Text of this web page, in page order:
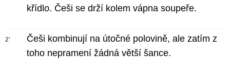
křídlo. Češi se drží kolem vápna soupeře.
2'
Češi kombinují na útočné polovině, ale zatím z
toho nepramení žádná větší šance.